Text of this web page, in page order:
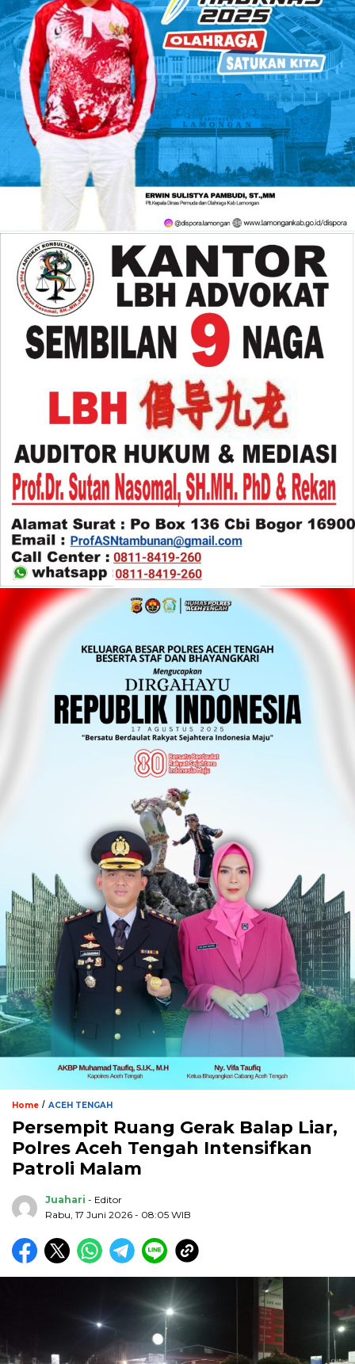
Home / ACEH TENGAH
Persempit Ruang Gerak Balap Liar,
Polres Aceh Tengah Intensifkan
Patroli Malam
Juahari - Editor
Rabu, 17 Juni 2026 - 08:05 WIB